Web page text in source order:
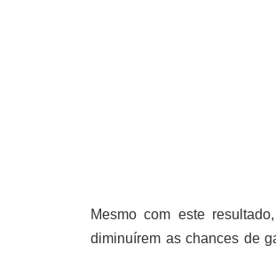
Mesmo com este
diminuírem as chances de